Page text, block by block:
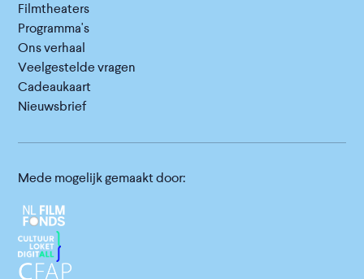
Filmtheaters
Programma's
Ons verhaal
Veelgestelde vragen
Cadeaukaart
Nieuwsbrief
Mede mogelijk gemaakt door: